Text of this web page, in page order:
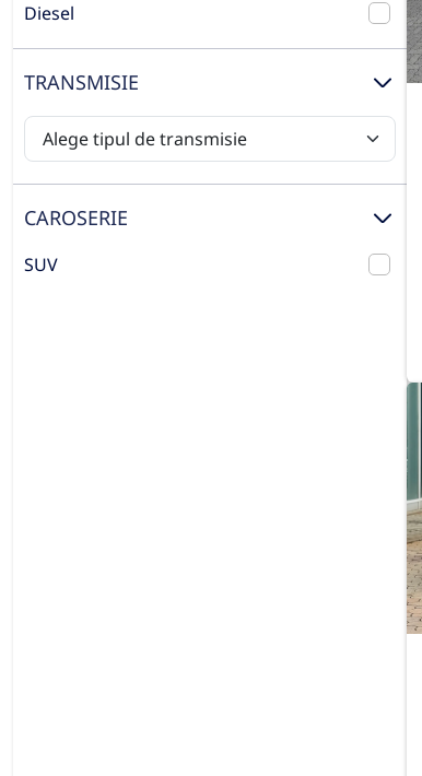
Diesel
TRANSMISIE
CAROSERIE
SUV